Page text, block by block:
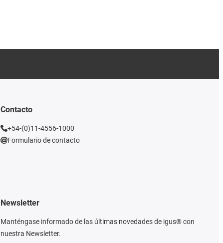
Contacto
+54-(0)11-4556-1000
Formulario de contacto
Newsletter
Manténgase informado de las últimas novedades de igus® con
nuestra Newsletter.